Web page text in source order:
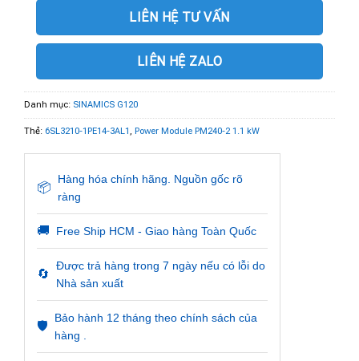
LIÊN HỆ TƯ VẤN
LIÊN HỆ ZALO
Danh mục: SINAMICS G120
Thẻ: 6SL3210-1PE14-3AL1, Power Module PM240-2 1.1 kW
📦
Hàng hóa chính hãng. Nguồn gốc rõ
ràng
🚚 Free Ship HCM - Giao hàng Toàn Quốc
🔄
Được trả hàng trong 7 ngày nếu có lỗi do
Nhà sản xuất
🛡️
Bảo hành 12 tháng theo chính sách của
hàng .